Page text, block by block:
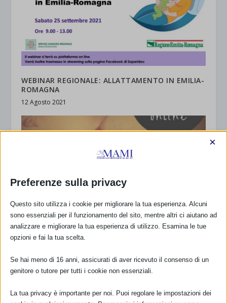
WEBINAR REGIONALE: ALLATTAMENTO IN EMILIA-
ROMAGNA
12 Agosto 2021
CORSO ALLATTAMENTO FORMAZIONE AVANZATA
28 Marzo 2021
Preferenze sulla privacy
×
Questo sito utilizza i cookie per migliorare la tua esperienza. Alcuni
sono essenziali per il funzionamento del sito, mentre altri ci aiutano ad
analizzare e migliorare la tua esperienza di utilizzo. Esamina le tue
opzioni e fai la tua scelta.
Se hai meno di 16 anni, assicurati di aver ricevuto il consenso di un
genitore o tutore per tutti i cookie non essenziali.
La tua privacy è importante per noi. Puoi regolare le impostazioni dei